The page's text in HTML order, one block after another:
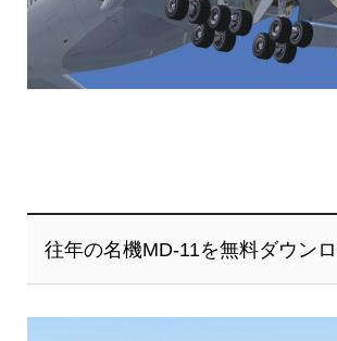
往年の名機MD-11を無料ダウン